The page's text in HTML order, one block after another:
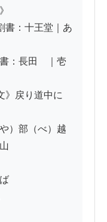
書：十王堂｜あ
：長田ゟ｜壱
》戻り道中に
）部（べ）越